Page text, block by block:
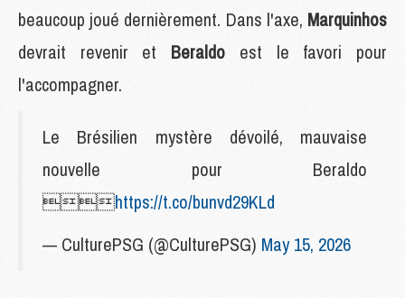
beaucoup joué dernièrement. Dans l'axe, Marquinhos
devrait revenir et Beraldo est le favori pour
l'accompagner.
Le Brésilien mystère dévoilé, mauvaise
nouvelle pour Beraldo
https://t.co/bunvd29KLd
— CulturePSG (@CulturePSG) May 15, 2026